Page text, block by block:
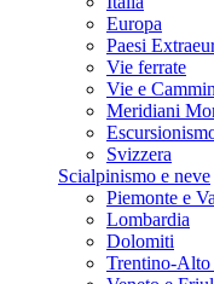
Europa
Paesi
Vie ferrate
Vie e
Meridiani
Svizzera
Scialpinismo e neve
Piemonte e
Lombardia
Dolomiti
Trentino-